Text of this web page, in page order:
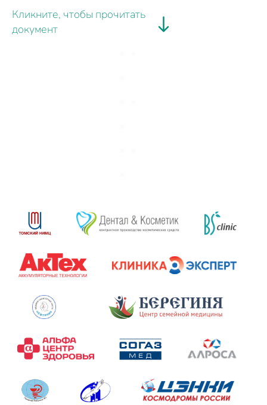
Кликните, чтобы прочитать
документ